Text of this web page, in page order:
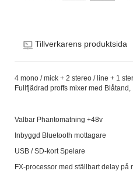
Tillverkarens produktsida
4 mono / mick + 2 stereo / line + 1
Fullfjädrad proffs mixer med
Valbar Phantomatning +48v
Inbyggd Bluetooth mottagare
USB / SD-kort Spelare
FX-processor med ställbart delay på